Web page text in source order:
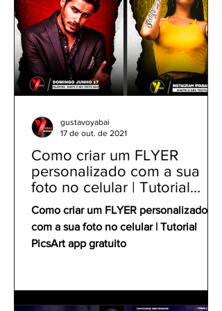
Como criar um FLYER
personalizado com a sua
foto no celular | Tutorial
PicsArt app gratuito
Como criar um FLYER personalizado
com a sua foto no celular | Tutorial
PicsArt app gratuito
gustavoyabai
17 de out. de 2021